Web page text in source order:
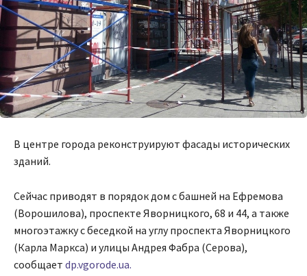
В центре города реконструируют фасады исторических
зданий.
Сейчас приводят в порядок дом с башней на Ефремова
(Ворошилова), проспекте Яворницкого, 68 и 44, а также
многоэтажку с беседкой на углу проспекта Яворницкого
(Карла Маркса) и улицы Андрея Фабра (Серова),
сообщает dp.vgorode.ua.